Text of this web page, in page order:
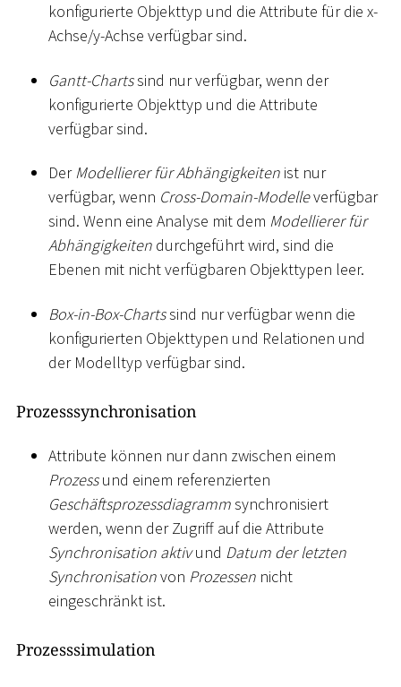
konfigurierte Objekttyp und die Attribute für die x-
Achse/y-Achse verfügbar sind.
Gantt-Chartssind nur verfügbar, wenn der
konfigurierte Objekttyp und die Attribute
verfügbar sind.
DerModellierer für Abhängigkeiten ist nur
verfügbar, wenn Cross-Domain-Modelleverfügbar
sind. Wenn eine Analyse mit dem Modellierer für
Abhängigkeiten durchgeführt wird, sind die
Ebenen mit nicht verfügbaren Objekttypen leer.
Box-in-Box-Chartssind nur verfügbar wenn die
konfigurierten Objekttypen und Relationen und
der Modelltyp verfügbar sind.
Prozesssynchronisation
Attribute können nur dann zwischen einem
Prozessund einem referenzierten
Geschäftsprozessdiagrammsynchronisiert
werden, wenn der Zugriff auf die Attribute
Synchronisation aktivund Datum der letzten
Synchronisationvon Prozessen nicht
eingeschränkt ist.
Prozesssimulation